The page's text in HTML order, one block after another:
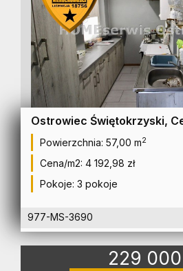
Ostrowiec Świętokrzyski,
Powierzchnia: 57,00 m2
Cena/m2: 4 192,98 zł
Pokoje: 3 pokoje
977-MS-3690
229 000